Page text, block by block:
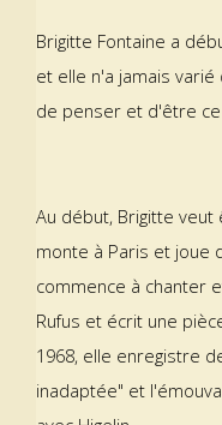
Brigitte Fontaine a
et elle n'a jamais
de penser et d'être
Au début, Brigitte
monte à Paris et joue
commence à chanter
Rufus et écrit une
1968, elle enregistre
inadaptée" et